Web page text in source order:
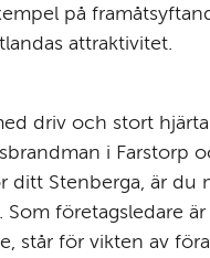
på
attraktivitet.
driv och stort
i Farstorp
ditt Stenberga, är du
företagsledare
står för vikten av